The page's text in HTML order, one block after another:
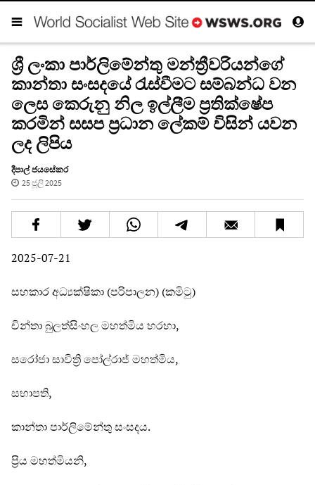
ශ්‍රී ලංකා පාර්ලිමේන්තු මන්ත්‍රීවරියන්ගේ
කාන්තා සංසදයේ රැස්වීමට සම්බන්ධ වන
ලෙස කෙරුනු නිල ඉල්ලීම ප්‍රතික්ෂේප
කරමින් සසප ප්‍රධාන ලේකම් විසින් යවන
ලද ලිපිය
දීපාල් ජයසේකර
25 ජූලි 2025
2025-07-21
සහකාර අධ්‍යක්ෂිකා (පරිපාලන) (කමිටු)
චින්තා බුලත්සිංහල මහත්මිය හරහා,
සරෝජා සාවිත්‍රි පෝල්රාජ් මහත්මිය,
සභාපති,
කාන්තා පාර්ලිමේන්තු සංසදය.
ප්‍රිය මහත්මියනි,